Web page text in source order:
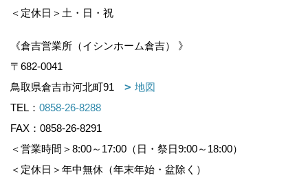
＜定休日＞土・日・祝
《倉吉営業所（イシンホーム倉吉） 》
〒682-0041
鳥取県倉吉市河北町91
地図
TEL： 0858-26-8288
FAX：0858-26-8291
＜営業時間＞8:00～17:00（日・祭日9:00～18:00）
＜定休日＞年中無休（年末年始・盆除く）